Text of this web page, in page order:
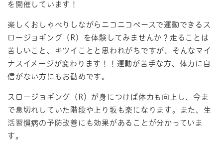
を開催しています！
楽しくおしゃべりしながらニコニコペースで運動できるス
ロージョギング（R）を体験してみませんか？走ることは
苦しいこと、キツイことと思われがちですが、そんなマイ
ナスイメージが変わります！！運動が苦手な方、体力に自
信がない方にもお勧めです。
スロージョギング（R）が身につけば体力も向上し、今ま
で息切れしていた階段や上り坂も楽になります。また、生
活習慣病の予防改善にも効果があることが分かっていま
す。